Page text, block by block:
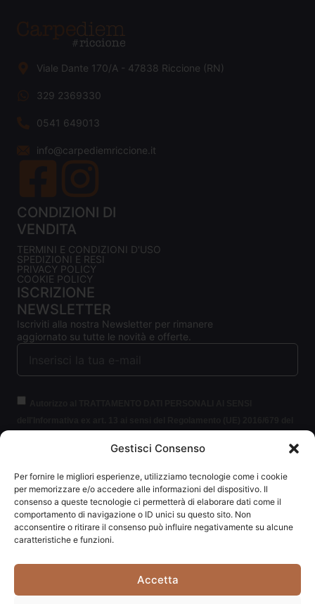
Gestisci Consenso
Per fornire le migliori esperienze, utilizziamo tecnologie come i cookie
per memorizzare e/o accedere alle informazioni del dispositivo. Il
consenso a queste tecnologie ci permetterà di elaborare dati come il
comportamento di navigazione o ID unici su questo sito. Non
acconsentire o ritirare il consenso può influire negativamente su alcune
caratteristiche e funzioni.
Accetta
Viale Dante 170/A - 47838 Riccione (RN)
329 2369330
0541 649013
info@carpediemriccione.it
CONDIZIONI DI
VENDITA
TERMINI E CONDIZIONI D'USO
SPEDIZIONI E RESI
PRIVACY POLICY
COOKIE POLICY
ISCRIZIONE
NEWSLETTER
Iscriviti alla nostra Newsletter per rimanere
aggiornato su tutte le novità e offerte.
protezione delle persone fisiche con riguardo al trattamento dei dati
personali (per brevità GDPR 2016/679).
Clicca per leggere le
informazioni.
ISCRIVITI ALLA NEWSLETTER